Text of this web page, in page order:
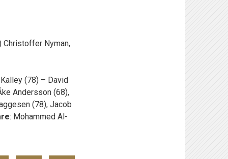
Christoffer Nyman,
(78) – David
Andersson (68),
(78), Jacob
: Mohammed Al-